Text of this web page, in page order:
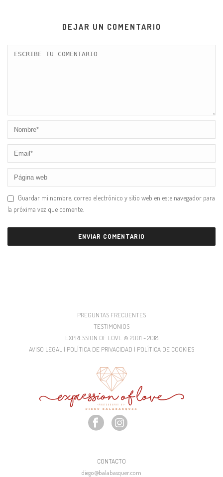
DEJAR UN COMENTARIO
Guardar mi nombre, correo electrónico y sitio web en este navegador para
la próxima vez que comente.
PREGUNTAS FRECUENTES
TESTIMONIOS
EXPRESSION OF LOVE © 2001 - 2018
AVISO LEGAL | POLÍTICA DE PRIVACIDAD | POLÍTICA DE COOKIES
CONTACTO
diego@balabasquer.com